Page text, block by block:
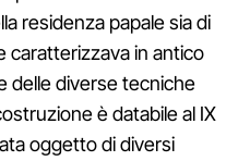
residenza papale sia di
caratterizzava in antico
delle diverse tecniche
è databile al IX
oggetto di diversi